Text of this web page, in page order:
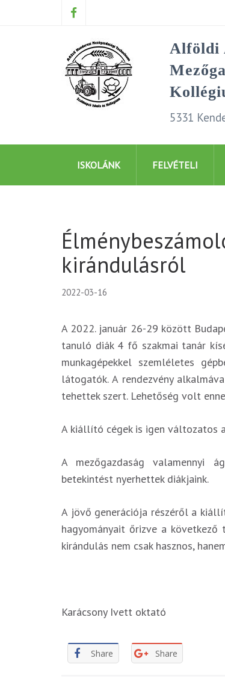
Alföldi
5331
ISKOLÁNK FELVÉTELI
kirándulásról
2022-03-16
A 2022. január 26-29 között
tanuló diák 4 fő szakmai tanár
munkagépekkel szemléletes
látogatók. A rendezvény
tehettek szert. Lehetőség volt
A kiállító cégek is igen változatos
A mezőgazdaság valamennyi
betekintést nyerhettek diákjaink.
A jövő generációja részéről a
hagyományait őrizve a
kirándulás nem csak hasznos,
Karácsony Ivett oktató
Share Share